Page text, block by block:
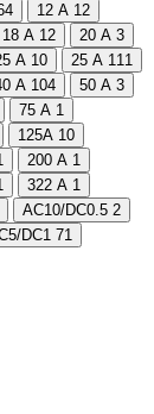
12 А 12
18 А 12 20 A 3
A 10 25 А 111
А 104 50 A 3
75 А 1
125A 10
200 A 1
322 А 1
AC10/DC0.5 2
DC1 71